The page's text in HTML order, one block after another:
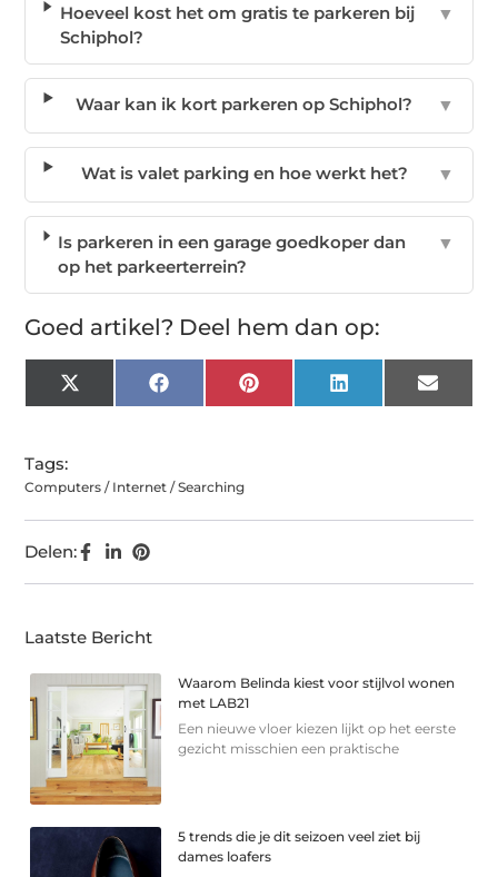
Hoeveel kost het om gratis te parkeren bij
Schiphol?
▼
Waar kan ik kort parkeren op Schiphol? ▼
Wat is valet parking en hoe werkt het? ▼
Is parkeren in een garage goedkoper dan
op het parkeerterrein?
▼
Goed artikel? Deel hem dan op:
X
(Twitter)
FacebookPinterest LinkedIn Email
Tags:
Computers / Internet / Searching
Delen:
Laatste Bericht
Waarom Belinda kiest voor stijlvol wonen
met LAB21
Een nieuwe vloer kiezen lijkt op het eerste
gezicht misschien een praktische
5 trends die je dit seizoen veel ziet bij
dames loafers